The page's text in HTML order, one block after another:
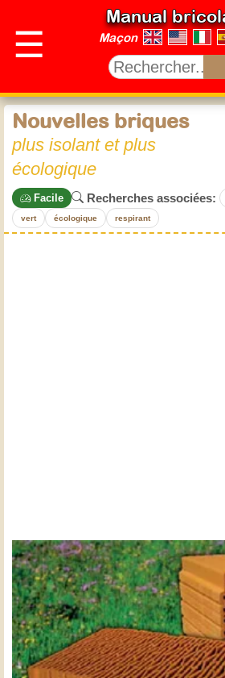
☰
Manual
Maçon
Nouvelles briques
plus isolant et plus
écologique
Facile Recherches associées:
vert écologique respirant